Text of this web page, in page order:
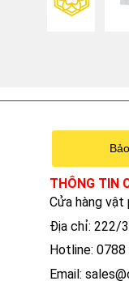
THÔNG TIN
Cửa hàng vật
Địa chỉ: 222/
Hotline:
Email: